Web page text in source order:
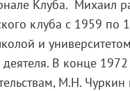
Клуба. Михаил
клуба с 1959 по
и университетом
В конце
М.Н. Чуркин